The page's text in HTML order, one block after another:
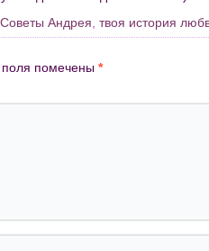
Советы Андрея твоя история
помечены *